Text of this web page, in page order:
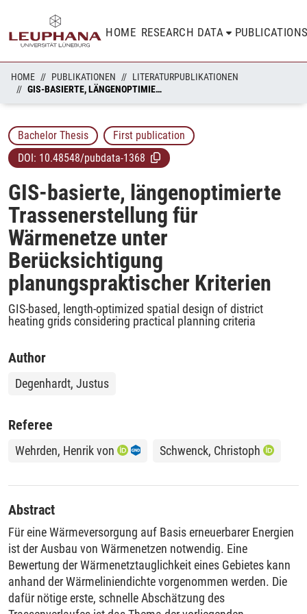
HOME RESEARCH DATA
HOME PUBLIKATIONEN
LITERATURPUBLIKATIONEN
GIS-BASIERTE, LÄNGENOPTIMIERTE TRASSENERSTELLUNG FÜR WÄRMENETZE UNTER BERÜCKSICHTIGUNG PLANUNGSPRAKTISCHER KRITERIEN
Bachelor Thesis
First publication
DOI: 10.48548/pubdata-1368
GIS-basierte, längenoptimierte
Trassenerstellung für
Wärmenetze unter
Berücksichtigung
planungspraktischer Kriterien
GIS-based, length-optimized spatial design of district
heating grids considering practical planning criteria
Author
Degenhardt, Justus
Referee
Wehrden, Henrik von Schwenck, Christoph
Abstract
Für eine Wärmeversorgung auf Basis erneuerbarer Energien
ist der Ausbau von Wärmenetzen notwendig. Eine
Bewertung der Wärmenetztauglichkeit eines Gebietes kann
anhand der Wärmeliniendichte vorgenommen werden. Die
dafür nötige erste, schnelle Abschätzung des